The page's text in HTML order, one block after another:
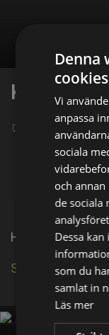
Kaito
02-02-1993
He is Japanese
Se källa på IMDb
Denna
cookies
Vi
anpassa
sociala
och
de sociala
Dessa
som du
samlat in
Läs mer